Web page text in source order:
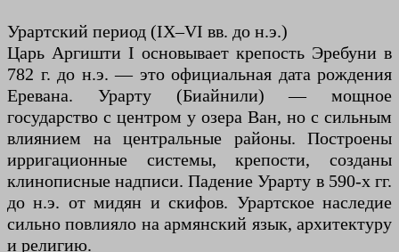
Урартский период (IX–VI вв. до н.э.)
Царь Аргишти I основывает крепость Эребуни в
782 г. до н.э. — это официальная дата рождения
Еревана. Урарту (Биайнили) — мощное
государство с центром у озера Ван, но с сильным
влиянием на центральные районы. Построены
ирригационные системы, крепости, созданы
клинописные надписи. Падение Урарту в 590-х гг.
до н.э. от мидян и скифов. Урартское наследие
сильно повлияло на армянский язык, архитектуру
и религию.